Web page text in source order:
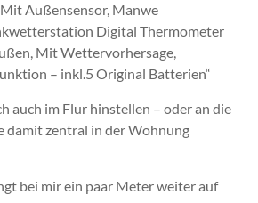
Außensensor, Manwe
Digital Thermometer
Mit Wettervorhersage,
– inkl.5 Original Batterien“
auch im Flur hinstellen – oder an die
damit zentral in der Wohnung
bei mir ein paar Meter weiter auf